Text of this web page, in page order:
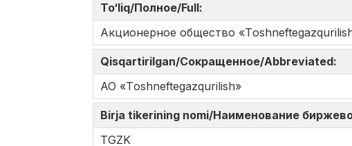
To‘liq/Полное/Full:
Акционерное общество
Qisqartirilgan/Сокращенное/Abbreviated:
АО «Tоshneftеgazqurilish»
Birja tikerining nomi/Наименование
TGZK